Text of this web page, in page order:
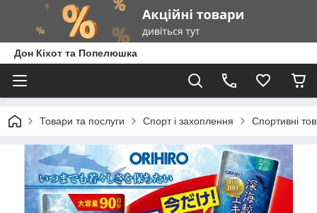
Дон Кіхот та Попелюшка
Товари та послуги Спорт і захоплення Спортивні